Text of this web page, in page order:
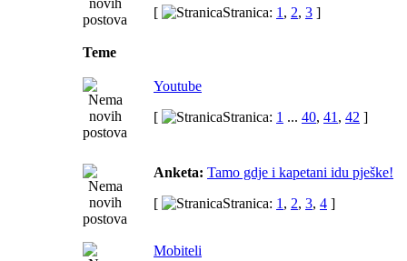
[
Stranica: 1 , 2, 3 ]
Teme
Youtube
[
Stranica: 1 ... 40, 41 , 42 ]
Anketa: Tamo gdje i kapetani idu pješke!
[
Stranica: 1 , 2, 3, 4 ]
Mobiteli